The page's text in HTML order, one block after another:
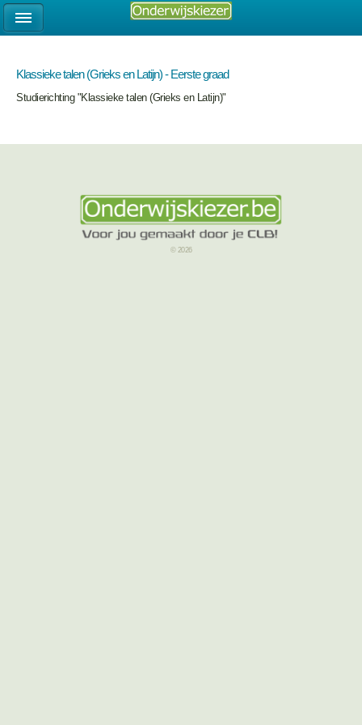
Klassieke talen (Grieks en Latijn) - Eerste graad
Studierichting "Klassieke talen (Grieks en Latijn)"
© 2026